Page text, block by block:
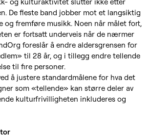
De fleste band jobber mot et langsiktig
og fremføre musikk. Noen når målet fort,
er fortsatt underveis når de nærmer
foreslår å endre aldersgrensen for
til 28 år, og i tillegg endre tellende
til fire personer.
å justere standardmålene for hva det
som «tellende» kan større deler av
kulturfrivilligheten inkluderes og